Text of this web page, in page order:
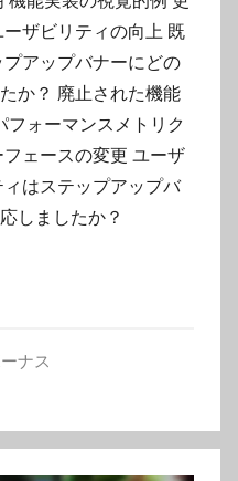
ザビリティの向上 既
アップバナーにどの
か？ 廃止された機能
ォーマンスメトリク
ェースの変更 ユーザ
はステップアップバ
しましたか？
ナス